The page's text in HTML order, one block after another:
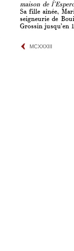
maison de
Sa fille aînée,
seigneurie de
Grossin jusqu’en
MCXXXIII